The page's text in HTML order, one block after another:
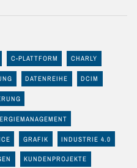
C-PLATTFORM CHARLY
DATENREIHE DCIM
GRAFIK INDUSTRIE 4.0
KUNDENPROJEKTE